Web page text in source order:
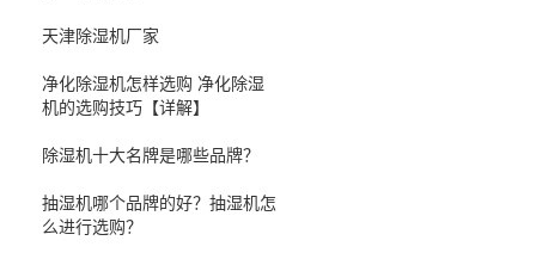
天津除湿机厂家
净化除湿机怎样选购 净化除湿
机的选购技巧【详解】
除湿机十大名牌是哪些品牌？
抽湿机哪个品牌的好？抽湿机怎
么进行选购？